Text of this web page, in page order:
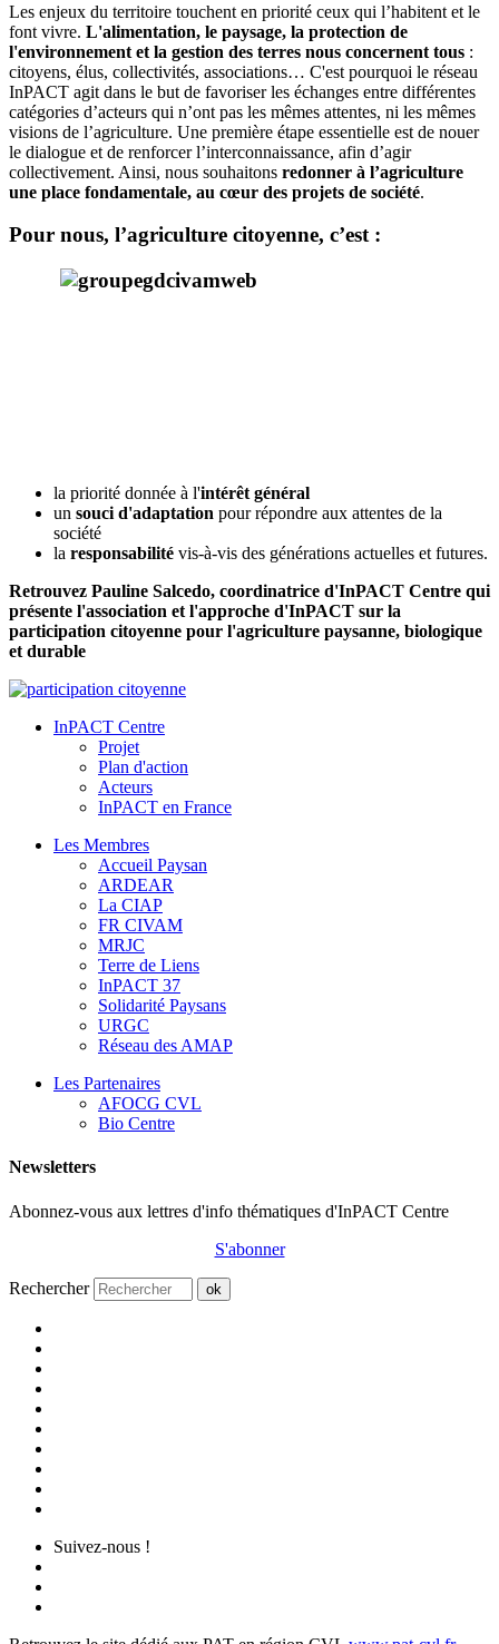
Les enjeux du territoire touchent en priorité ceux qui l’habitent et le
font vivre. L'alimentation, le paysage, la protection de
l'environnement et la gestion des terres nous concernent tous :
citoyens, élus, collectivités, associations… C'est pourquoi le réseau
InPACT agit dans le but de favoriser les échanges entre différentes
catégories d’acteurs qui n’ont pas les mêmes attentes, ni les mêmes
visions de l’agriculture. Une première étape essentielle est de nouer
le dialogue et de renforcer l’interconnaissance, afin d’agir
collectivement. Ainsi, nous souhaitons redonner à l’agriculture
une place fondamentale, au cœur des projets de société.
Pour nous, l’agriculture citoyenne, c’est :
la priorité donnée à l'intérêt général
un souci d'adaptation pour répondre aux attentes de la
société
la responsabilité vis-à-vis des générations actuelles et futures.
Retrouvez Pauline Salcedo, coordinatrice d'InPACT Centre qui
présente l'association et l'approche d'InPACT sur la
participation citoyenne pour l'agriculture paysanne, biologique
et durable
InPACT Centre
Projet
Plan d'action
Acteurs
InPACT en France
Les Membres
Accueil Paysan
ARDEAR
La CIAP
FR CIVAM
MRJC
Terre de Liens
InPACT 37
Solidarité Paysans
URGC
Réseau des AMAP
Les Partenaires
AFOCG CVL
Bio Centre
Newsletters
Abonnez-vous aux lettres d'info thématiques d'InPACT Centre
S'abonner
Rechercher ok
Suivez-nous !